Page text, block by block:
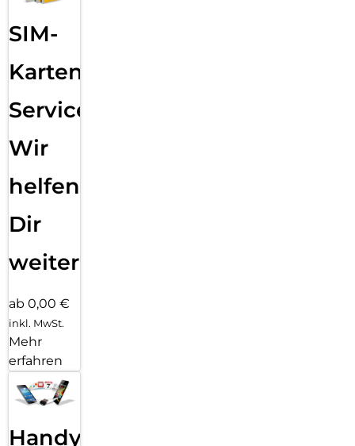
SIM-
Karten
Service:
Wir
helfen
Dir
weiter
ab 0,00 €
inkl. MwSt.
Mehr
erfahren
Handy